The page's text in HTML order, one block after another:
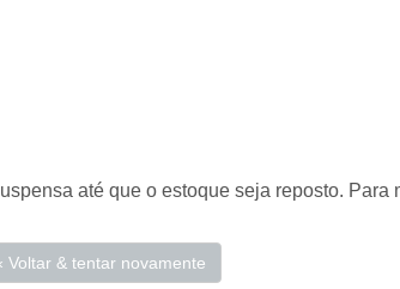
até que o estoque seja reposto. Para
Voltar & tentar novamente